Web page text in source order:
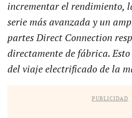
incrementar el rendimiento,
serie más avanzada y un
partes Direct Connection
directamente de fábrica. Esto
del viaje electrificado de la
PUBLICIDAD